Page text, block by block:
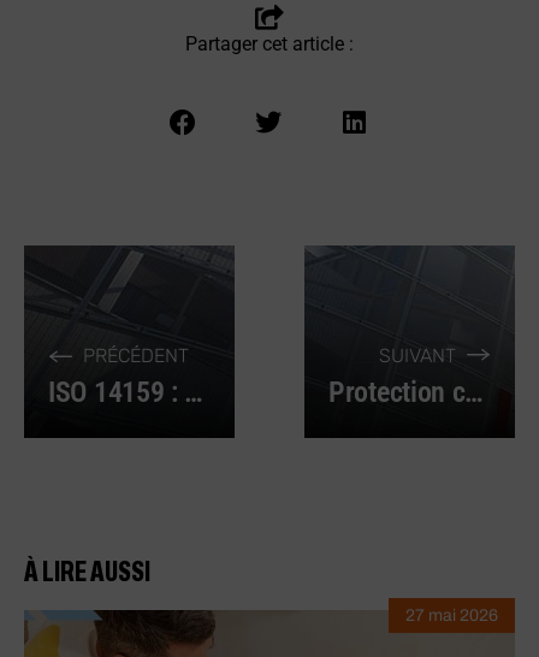
Partager cet article :
PRÉCÉDENT
ISO 14159 : Comment assurer l’hygiène des machines ?
SUIVANT
Protection chimique : équipez-vous en équipements conformes
À LIRE AUSSI
27 mai 2026